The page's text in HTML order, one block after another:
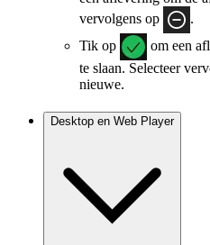
vervolgens op
.
Tik op
om een
te slaan. Selecteer
nieuwe.
Desktop en Web Player